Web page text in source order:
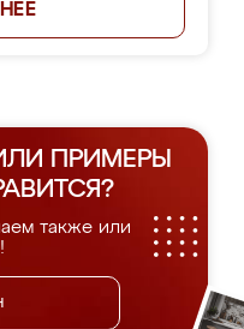
ПРИМЕРЫ
также или